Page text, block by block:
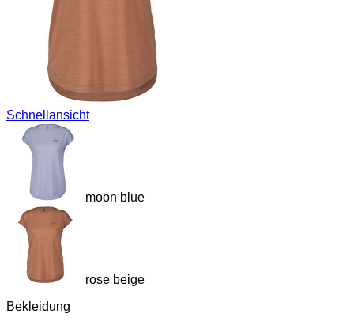
Schnellansicht
moon blue
rose beige
Bekleidung